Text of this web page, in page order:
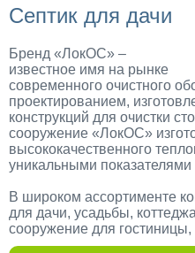
Септик для дачи
Бренд «ЛокОС» –
известное имя на рынке
современного очистного
проектированием,
конструкций для очистки
сооружение «ЛокОС»
высококачественного
уникальными показателями
В широком ассортименте
для дачи, усадьбы,
сооружение для